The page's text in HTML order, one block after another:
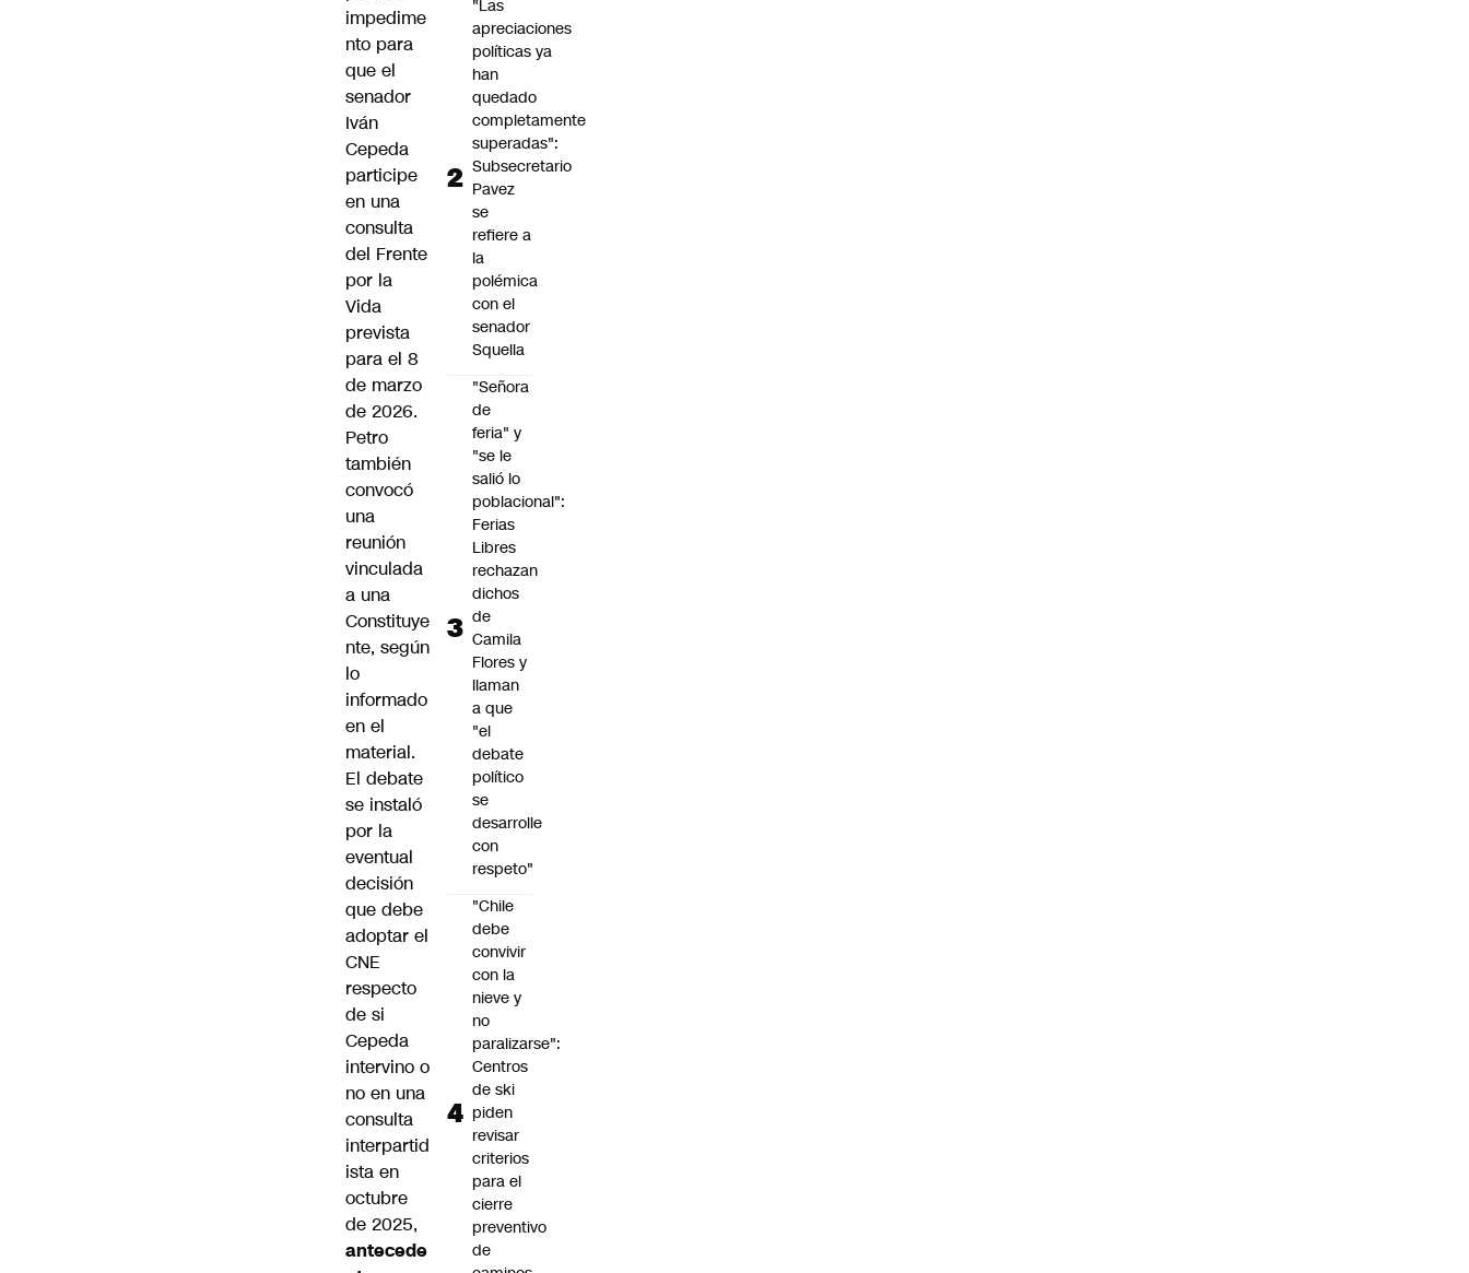
impedime
nto para
que el
senador
Iván
Cepeda
participe
en una
consulta
del Frente
por la
Vida
prevista
para el 8
de marzo
de 2026.
Petro
también
convocó
una
reunión
vinculada
a una
Constituye
nte, según
lo
informado
en el
material.
El debate
se instaló
por la
eventual
decisión
que debe
adoptar el
CNE
respecto
de si
Cepeda
intervino o
no en una
consulta
interpartid
ista en
octubre
de 2025,
antecede
"Las
apreciaciones
políticas ya
han
quedado
completamente
superadas":
Subsecretario
Pavez
se
refiere a
la
polémica
con el
senador
Squella
"Señora
de
feria" y
"se le
salió lo
poblacional":
Ferias
Libres
rechazan
dichos
de
Camila
Flores y
llaman
a que
"el
debate
político
se
desarrolle
con
respeto"
"Chile
debe
convivir
con la
nieve y
no
paralizarse":
Centros
de ski
piden
revisar
criterios
para el
cierre
preventivo
de